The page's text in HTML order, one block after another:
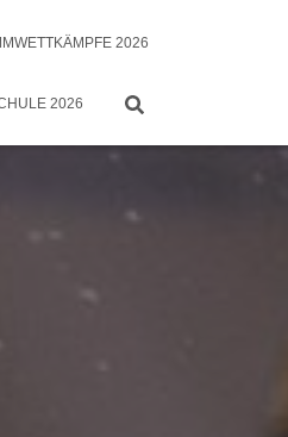
2026
2026